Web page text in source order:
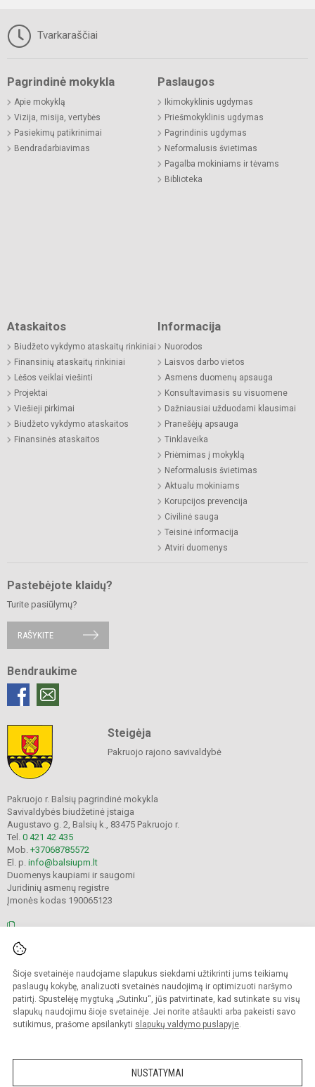
Šioje svetainėje naudojame slapukus siekdami užtikrinti jums teikiamų
paslaugų kokybę, analizuoti svetainės naudojimą ir optimizuoti naršymo
patirtį. Spustelėję mygtuką „Sutinku“, jūs patvirtinate, kad sutinkate su visų
slapukų naudojimu šioje svetainėje. Jei norite atšaukti arba pakeisti savo
sutikimus, prašome apsilankyti slapukų valdymo puslapyje.
NUSTATYMAI
Tvarkaraščiai
Pagrindinė mokykla
Apie mokyklą
Vizija, misija, vertybės
Pasiekimų patikrinimai
Bendradarbiavimas
Paslaugos
Ikimokyklinis ugdymas
Priešmokyklinis ugdymas
Pagrindinis ugdymas
Neformalusis švietimas
Pagalba mokiniams ir tėvams
Biblioteka
Ataskaitos
Biudžeto vykdymo ataskaitų rinkiniai
Finansinių ataskaitų rinkiniai
Lėšos veiklai viešinti
Projektai
Viešieji pirkimai
Biudžeto vykdymo ataskaitos
Finansinės ataskaitos
Informacija
Nuorodos
Laisvos darbo vietos
Asmens duomenų apsauga
Konsultavimasis su visuomene
Dažniausiai užduodami klausimai
Pranešėjų apsauga
Tinklaveika
Priėmimas į mokyklą
Neformalusis švietimas
Aktualu mokiniams
Korupcijos prevencija
Civilinė sauga
Teisinė informacija
Atviri duomenys
Pastebėjote klaidų?
Turite pasiūlymų?
RAŠYKITE
Bendraukime
Steigėja
Pakruojo rajono savivaldybė
Pakruojo r. Balsių pagrindinė mokykla
Savivaldybės biudžetinė įstaiga
Augustavo g. 2, Balsių k., 83475 Pakruojo r.
Tel. 0 421 42 435
Mob. +37068785572
El. p. info@balsiupm.lt
Duomenys kaupiami ir saugomi
Juridinių asmenų registre
Įmonės kodas 190065123
Kopijuoti turinį be raštiško mokyklos administracijos sutikimo griežtai
draudžiama.
Prieinamumo paraiška Slapukų valdymas
Sumanus būdas atnaujinti